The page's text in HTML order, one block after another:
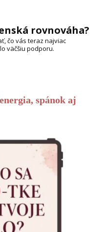
rovnováha?
čo vás teraz najviac
väčšiu podporu.
spánok aj